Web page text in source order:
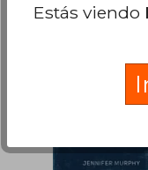
Estás viendo